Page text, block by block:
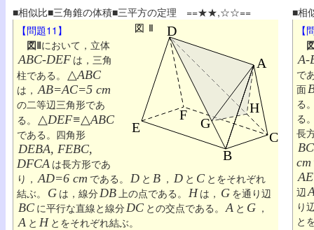
■相似比■三角錐の体積■三平方の定理 ==★★,☆☆==
【問題11】
図Ⅱにおいて，立体
ABC-DEF は，三角
柱である。 △ABC
は， AB=AC=5 cm
の二等辺三角形であ
る。 △DEF≡△ABC
である。四角形
DEBA, FEBC,
DFCA は長方形であ
り， AD=6 cm である。 D と B ， D と C とをそれぞれ
結ぶ。 G は，線分DB上の点である。 H は， G を通り辺
BC に平行な直線と線分DC との交点である。 A と G ，
A と H とをそれぞれ結ぶ。
■相
【
A-
で
面
る
る
長
cm
AE
辺
り
と